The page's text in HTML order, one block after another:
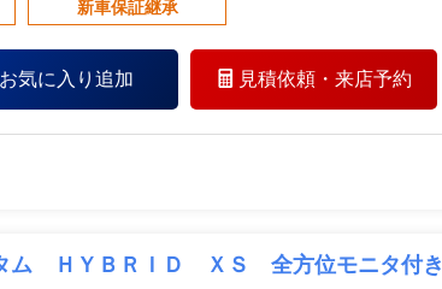
新車保証継承
お気に入り追加 見積依頼・ 来店予約
ム ＨＹＢＲＩＤ ＸＳ 全方位モニタ付き